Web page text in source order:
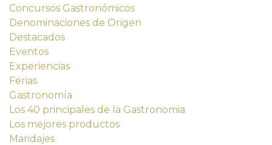
Concursos Gastronómicos
Denominaciones de Origen
Destacados
Eventos
Experiencias
Ferias
Gastronomía
Los 40 principales de la Gastronomia
Los mejores productos
Maridajes